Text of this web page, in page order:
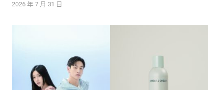
2026 年 7 月 31 日